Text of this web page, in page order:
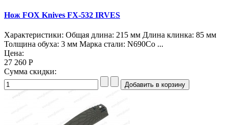
Нож FOX Knives FX-532 IRVES
Характеристики: Общая длина: 215 мм Длина клинка: 85 мм
Толщина обуха: 3 мм Марка стали: N690Co ...
Цена:
27 260 Р
Сумма скидки: